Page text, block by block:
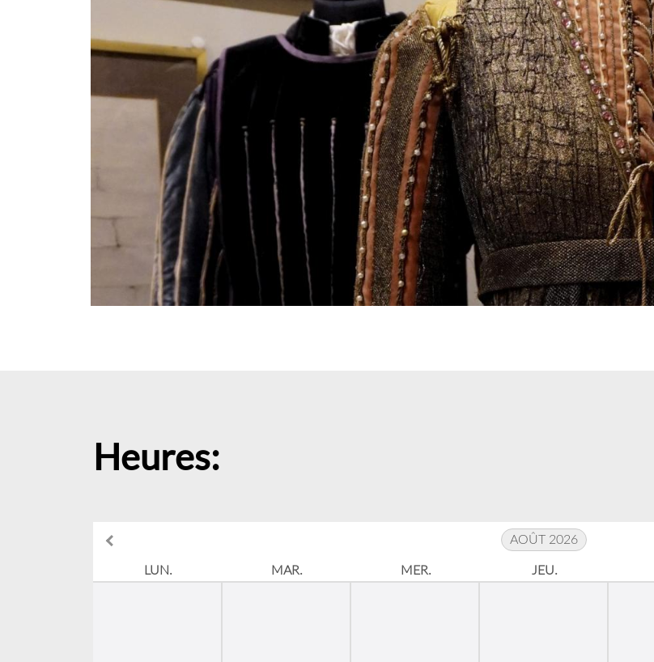
Heures:
AOÛT 2026
LUN. MAR. MER. JEU.